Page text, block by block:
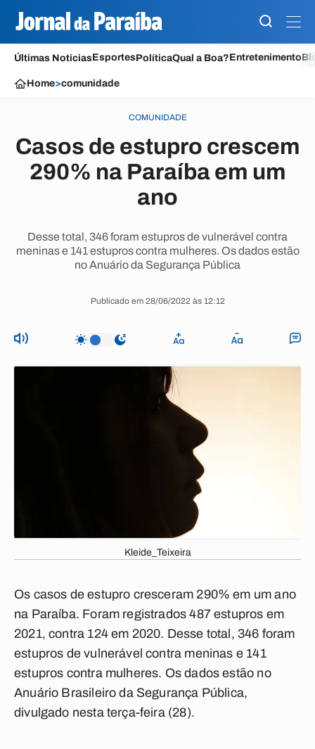
Últimas NotíciasEsportesPolíticaQual a Boa?Entretenimento
Home>comunidade
COMUNIDADE
Casos de estupro crescem
290% na Paraíba em um
ano
Desse total, 346 foram estupros de vulnerável contra
meninas e 141 estupros contra mulheres. Os dados estão
no Anuário da Segurança Pública
Publicado em 28/06/2022 às 12:12
Kleide_Teixeira
Os casos de estupro cresceram 290% em um ano
na Paraíba. Foram registrados 487 estupros em
2021, contra 124 em 2020. Desse total, 346 foram
estupros de vulnerável contra meninas e 141
estupros contra mulheres. Os dados estão no
Anuário Brasileiro da Segurança Pública,
divulgado nesta terça-feira (28).